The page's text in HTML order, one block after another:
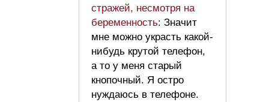
стражей, несмотря на
беременность: Значит
мне можно украсть какой-
нибудь крутой телефон,
а то у меня старый
кнопочный. Я остро
нуждаюсь в телефоне.